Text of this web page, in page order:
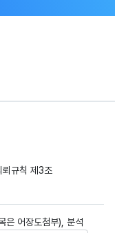
뢰규칙 제3조
은 어장도첨부), 분석